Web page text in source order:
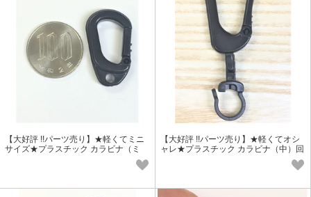
【大好評 !!パーツ売り】★軽くてミニ
サイズ★プラスチック カラビナ（ミ
【大好評 !!パーツ売り】★軽くてオシ
ャレ★プラスチック カラビナ（中）回